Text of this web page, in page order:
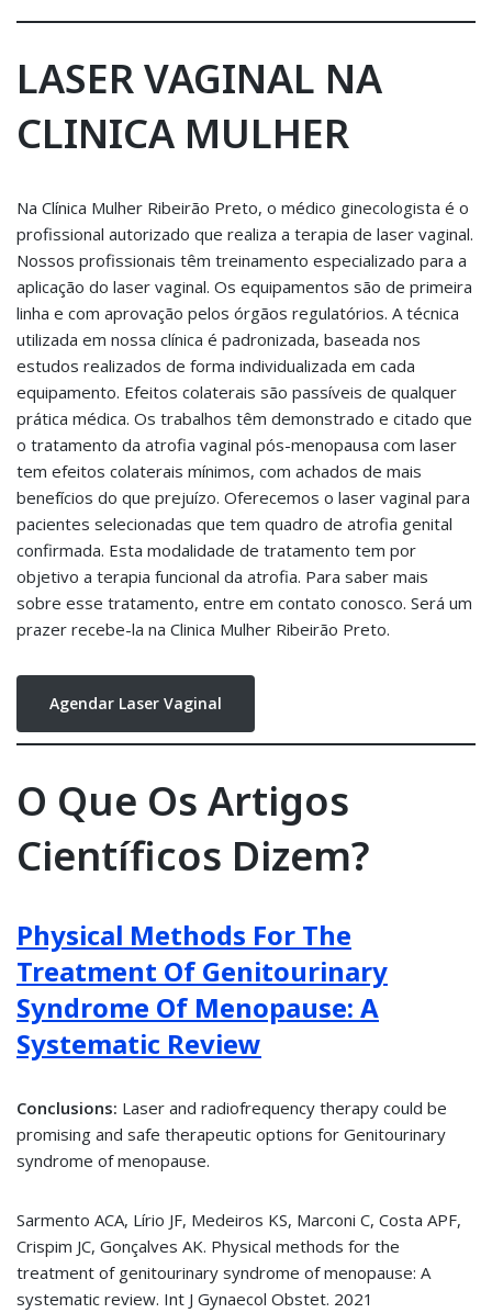
LASER VAGINAL NA
CLINICA MULHER
Na Clínica Mulher Ribeirão Preto, o médico ginecologista é o
profissional autorizado que realiza a terapia de laser vaginal.
Nossos profissionais têm treinamento especializado para a
aplicação do laser vaginal. Os equipamentos são de primeira
linha e com aprovação pelos órgãos regulatórios. A técnica
utilizada em nossa clínica é padronizada, baseada nos
estudos realizados de forma individualizada em cada
equipamento. Efeitos colaterais são passíveis de qualquer
prática médica. Os trabalhos têm demonstrado e citado que
o tratamento da atrofia vaginal pós-menopausa com laser
tem efeitos colaterais mínimos, com achados de mais
benefícios do que prejuízo. Oferecemos o laser vaginal para
pacientes selecionadas que tem quadro de atrofia genital
confirmada. Esta modalidade de tratamento tem por
objetivo a terapia funcional da atrofia. Para saber mais
sobre esse tratamento, entre em contato conosco. Será um
prazer recebe-la na Clinica Mulher Ribeirão Preto.
Agendar Laser Vaginal
O Que Os Artigos
Científicos Dizem?
Physical Methods For The
Treatment Of Genitourinary
Syndrome Of Menopause: A
Systematic Review
Conclusions: Laser and radiofrequency therapy could be
promising and safe therapeutic options for Genitourinary
syndrome of menopause.
Sarmento ACA, Lírio JF, Medeiros KS, Marconi C, Costa APF,
Crispim JC, Gonçalves AK. Physical methods for the
treatment of genitourinary syndrome of menopause: A
systematic review. Int J Gynaecol Obstet. 2021